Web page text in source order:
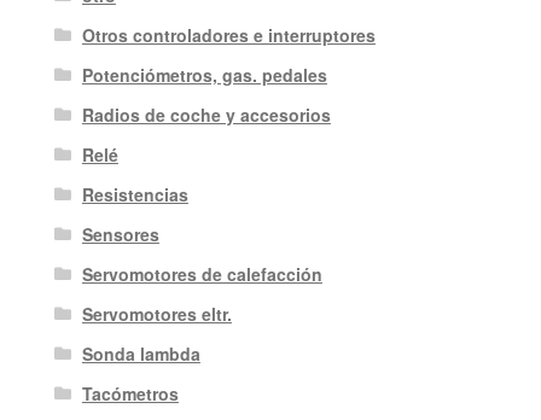
Otros controladores e interruptores
Potenciómetros, gas. pedales
Radios de coche y accesorios
Relé
Resistencias
Sensores
Servomotores de calefacción
Servomotores eltr.
Sonda lambda
Tacómetros